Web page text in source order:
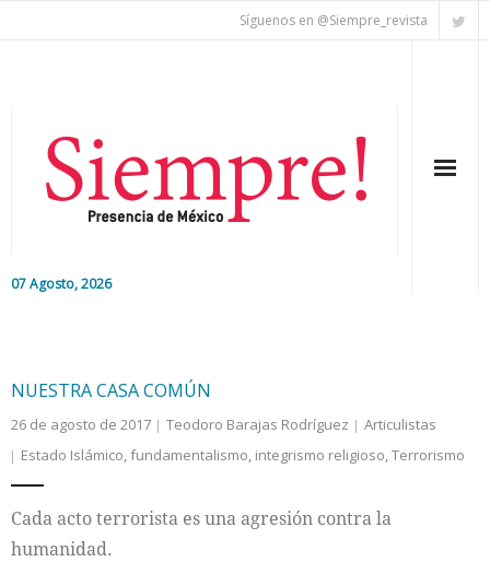
Síguenos en @Siempre_revista
07 Agosto, 2026
Nacional
Internacional
NUESTRA CASA COMÚN
26 de agosto de 2017 Teodoro Barajas Rodríguez
Articulistas
Estado Islámico,fundamentalismo, integrismo religioso,Terrorismo
Cada acto terrorista es una agresión contra la
humanidad.